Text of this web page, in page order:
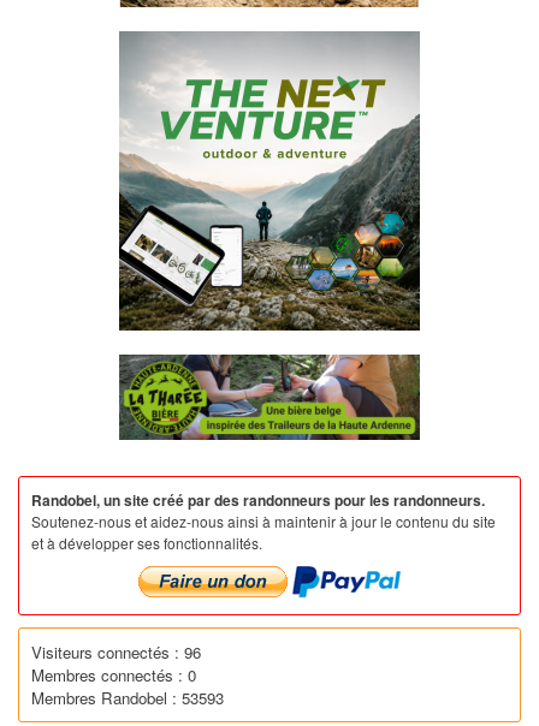
Randobel, un site créé par des randonneurs pour les randonneurs.
Soutenez-nous et aidez-nous ainsi à maintenir à jour le contenu du site
et à développer ses fonctionnalités.
Visiteurs connectés : 96
Membres connectés : 0
Membres Randobel : 53593